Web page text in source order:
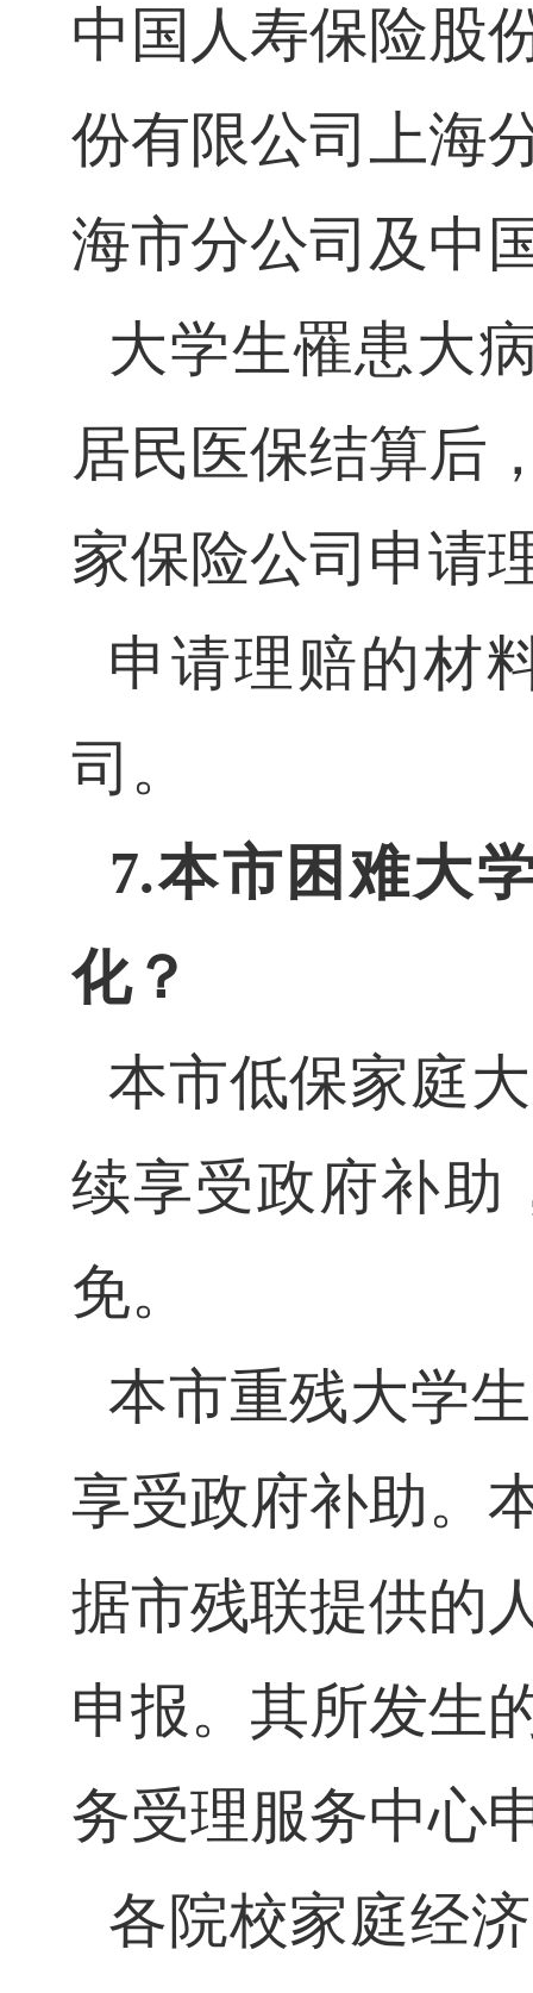
中国人寿保险股
份有限公司上海
海市分公司及中
大学生罹患大
居民医保结算后
家保险公司申请
申请理赔的材
司。
7.本市困难大
化？
本市低保家庭
续享受政府补助
免。
本市重残大学
享受政府补助。
据市残联提供的
申报。其所发生
务受理服务中心
各院校家庭经